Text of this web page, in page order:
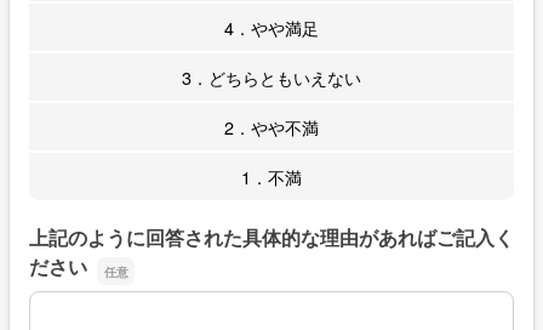
4．やや満足
3．どちらともいえない
2．やや不満
1．不満
上記のように回答された具体的な理由があればご記入く
ださい
上記のように回答された具体的な理由があればご記入くだ